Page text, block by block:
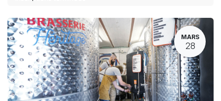
MARS
28